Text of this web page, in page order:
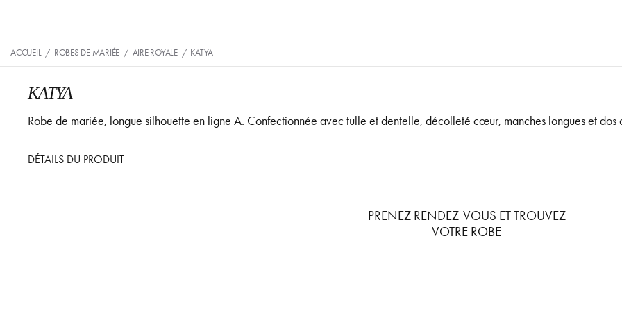
ACCUEIL / ROBES DE MARIÉE / AIRE ROYALE / KATYA
KATYA
Robe de mariée, longue silhouette en ligne A. Confectionnée avec tulle et dentelle, décolleté cœur, manches longues et dos
DÉTAILS DU PRODUIT
PRENEZ RENDEZ-VOUS ET TROUVEZ
VOTRE ROBE